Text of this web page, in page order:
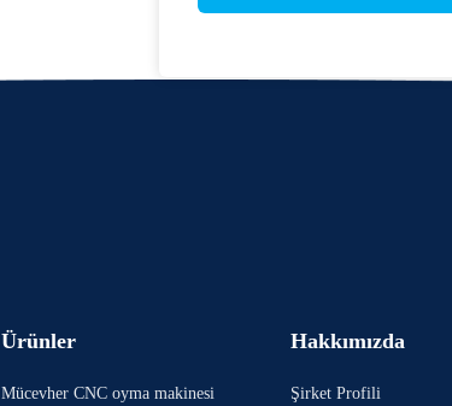
Ürünler
Mücevher CNC oyma makinesi
Hakkımızda
Şirket Profili